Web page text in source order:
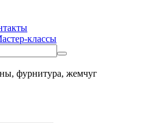
классы
фурнитура, жемчуг